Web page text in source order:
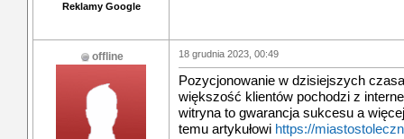
Reklamy Google
offline 18 grudnia 2023, 00:49
Pozycjonowanie w dzisiejszych
większość klientów pochodzi z
witryna to gwarancja sukcesu a
temu artykułowi https://